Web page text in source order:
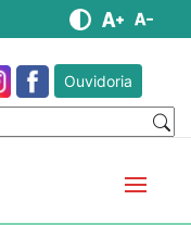
Ouvidoria